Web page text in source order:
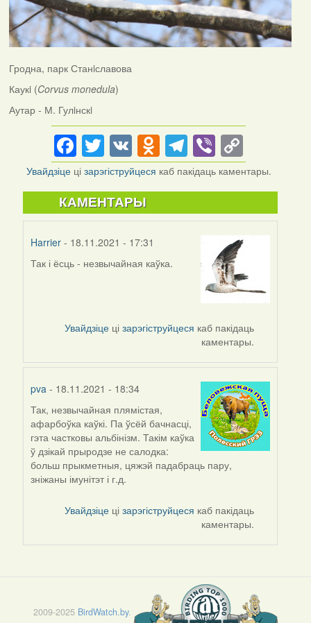
Гродна, парк Станiславова
Каукi (Corvus monedula)
Аутар - М. Гулiнскi
Facebook
Twitter
VKOdnoklassniki
Telegram
Viber
Link
Увайдзіце цізарэгіструйцеся каб пакідаць каментары.
КАМЕНТАРЫ
Harrier - 18.11.2021 - 17:31
Так і ёсць - незвычайная каўка.
Увайдзіце цізарэгіструйцеся каб пакідаць
каментары.
pva - 18.11.2021 - 18:34
Так, незвычайная плямістая,
афарбоўка каўкі. Па ўсёй бачнасці,
гэта частковы альбінізм. Такім каўка
ў дзікай прыродзе не салодка:
больш прыкметныя, цяжэй падабраць пару,
зніжаны імунітэт і г.д.
Увайдзіце цізарэгіструйцеся каб пакідаць
каментары.
2009-2025 BirdWatch.by.